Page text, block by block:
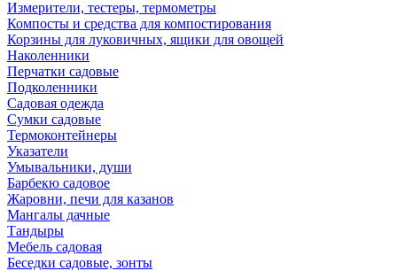
Измерители, тестеры, термометры
Компосты и средства для компостирования
Корзины для луковичных, ящики для овощей
Наколенники
Перчатки садовые
Подколенники
Садовая одежда
Сумки садовые
Термоконтейнеры
Указатели
Умывальники, души
Барбекю садовое
Жаровни, печи для казанов
Мангалы дачные
Тандыры
Мебель садовая
Беседки садовые, зонты